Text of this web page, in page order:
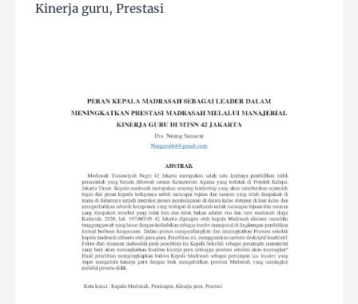
Kinerja guru, Prestasi